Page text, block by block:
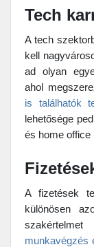
Tech
A tech
kell
ad olyan
ahol
is találhatók
lehetősége
és home office
A fizetések
különösen
munkavégzés